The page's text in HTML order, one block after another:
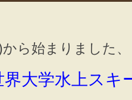
ら始まりました、
大学水上スキ